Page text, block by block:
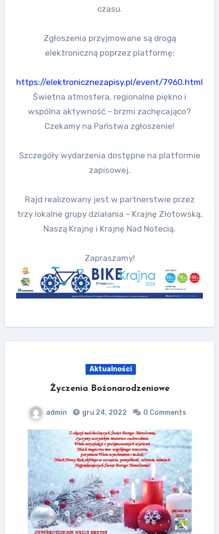
czasu.
Zgłoszenia przyjmowane są drogą
elektroniczną poprzez platformę:
https://elektronicznezapisy.pl/event/7960.html
Świetna atmosfera, regionalne piękno i
wspólna aktywność – brzmi zachęcająco?
Czekamy na Państwa zgłoszenie!
Szczegóły wydarzenia dostępne na platformie
zapisowej.
Rajd realizowany jest w partnerstwie przez
trzy lokalne grupy działania – Krajnę Złotowską,
Naszą Krajnę i Krajnę Nad Notecią.
Zapraszamy!
Aktualności
Życzenia Bożonarodzeniowe
admin gru 24, 2022 0 Comments